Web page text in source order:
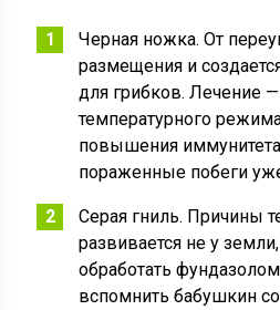
Черная ножка. От
размещения и
для грибков. Лечение
температурного
повышения
пораженные побеги
Серая гниль. Причины
развивается не у
обработать
вспомнить бабушкин